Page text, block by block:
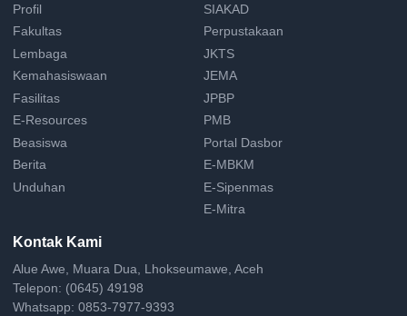
Profil
Fakultas
Lembaga
Kemahasiswaan
Fasilitas
E-Resources
Beasiswa
Berita
Unduhan
SIAKAD
Perpustakaan
JKTS
JEMA
JPBP
PMB
Portal Dasbor
E-MBKM
E-Sipenmas
E-Mitra
Kontak Kami
Alue Awe, Muara Dua, Lhokseumawe, Aceh
Telepon: (0645) 49198
Whatsapp: 0853-7977-9393